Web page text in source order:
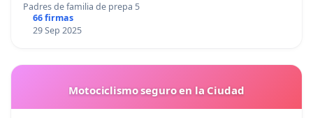
Padres de familia de prepa 5
66 firmas
29 Sep 2025
Motociclismo seguro en la Ciudad